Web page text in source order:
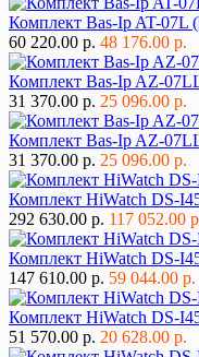
Комплект Bas-Ip AT-07L
60 220.00 р. 48 176.00 р.
Комплект Bas-Ip AZ-
31 370.00 р. 25 096.00 р.
Комплект Bas-Ip AZ-
31 370.00 р. 25 096.00 р.
Комплект HiWatch DS-
292 630.00 р. 117 052.00
Комплект HiWatch DS-
147 610.00 р. 59 044.00 р.
Комплект HiWatch DS-
51 570.00 р. 20 628.00 р.